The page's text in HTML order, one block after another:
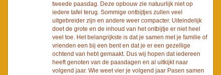
tweede paasdag. Deze opbouw zie natuurlijk niet op
iedere tafel terug. Sommige ontbijtjes zullen veel
uitgebreider zijn en andere weer compacter. Uiteindelijk
doet de grote en de inhoud van het ontbijtje er niet heel
veel toe. Het belangrijkste is dat je samen met je familie of
vrienden een bij een bent en dat je er een gezellige
ochtend van hebt gemaakt. Dus wij hopen dat iedereen
heeft genoten van de paasdagen en al uitkijkt naar
volgend jaar. Wie weet vier je volgend jaar Pasen samen